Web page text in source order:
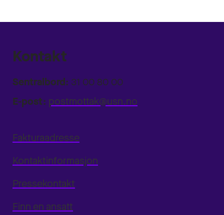
Kontakt
Sentralbord: 31 00 80 00
E-post: postmottak@usn.no
Fakturaadresse
Kontaktinformasjon
Pressekontakt
Finn en ansatt